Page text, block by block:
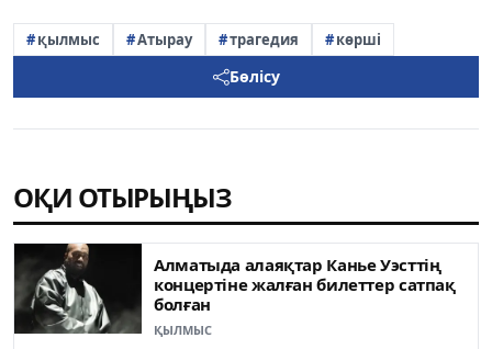
қылмыс Атырау трагедия көрші
Бөлісу
ОҚИ ОТЫРЫҢЫЗ
Алматыда алаяқтар Канье Уэсттің
концертіне жалған билеттер сатпақ
болған
ҚЫЛМЫС